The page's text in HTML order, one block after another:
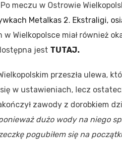
meczu w Ostrowie
Metalkas 2. Ekstraligi,
w Wielkopolsce miał również
jest TUTAJ.
przeszła ulewa,
w ustawieniach, lecz
zawody z dorobkiem
dużo wody na niego
pogubiłem się na